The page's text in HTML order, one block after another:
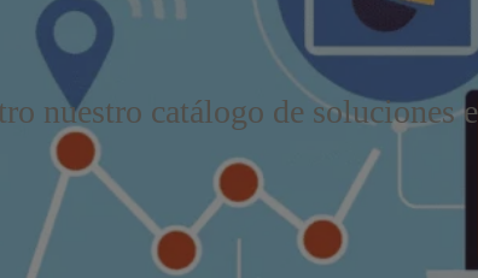
nuestro catálogo de soluciones